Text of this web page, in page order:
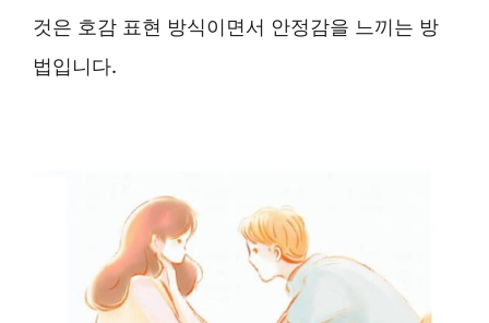
것은 호감 표현 방식이면서 안정감을 느끼는 방
법입니다.